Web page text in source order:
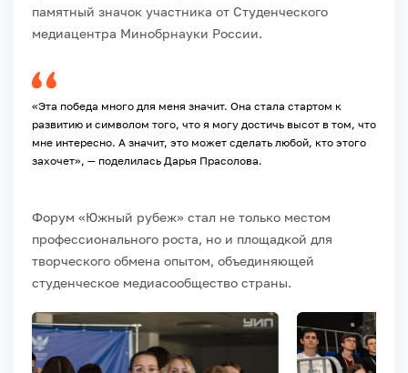
памятный значок участника от Студенческого
медиацентра Минобрнауки России.
«Эта победа много для меня значит. Она стала стартом к
развитию и символом того, что я могу достичь высот в том, что
мне интересно. А значит, это может сделать любой, кто этого
захочет», — поделилась Дарья Прасолова.
Форум «Южный рубеж» стал не только местом
профессионального роста, но и площадкой для
творческого обмена опытом, объединяющей
студенческое медиасообщество страны.